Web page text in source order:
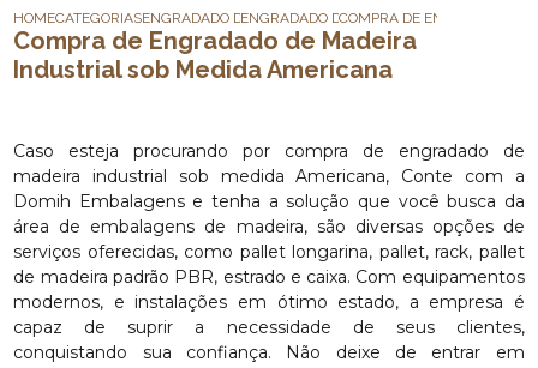
HOMECATEGORIASENGRADADO DE MADEIRAENGRADADO DE MADEIRA PARA
COMPRA DE ENGRADADO
Compra de Engradado de Madeira
Industrial sob Medida Americana
Caso esteja procurando por compra de engradado de
madeira industrial sob medida Americana, Conte com a
Domih Embalagens e tenha a solução que você busca da
área de embalagens de madeira, são diversas opções de
serviços oferecidas, como pallet longarina, pallet, rack, pallet
de madeira padrão PBR, estrado e caixa. Com equipamentos
modernos, e instalações em ótimo estado, a empresa é
capaz de suprir a necessidade de seus clientes,
conquistando sua confiança. Não deixe de entrar em